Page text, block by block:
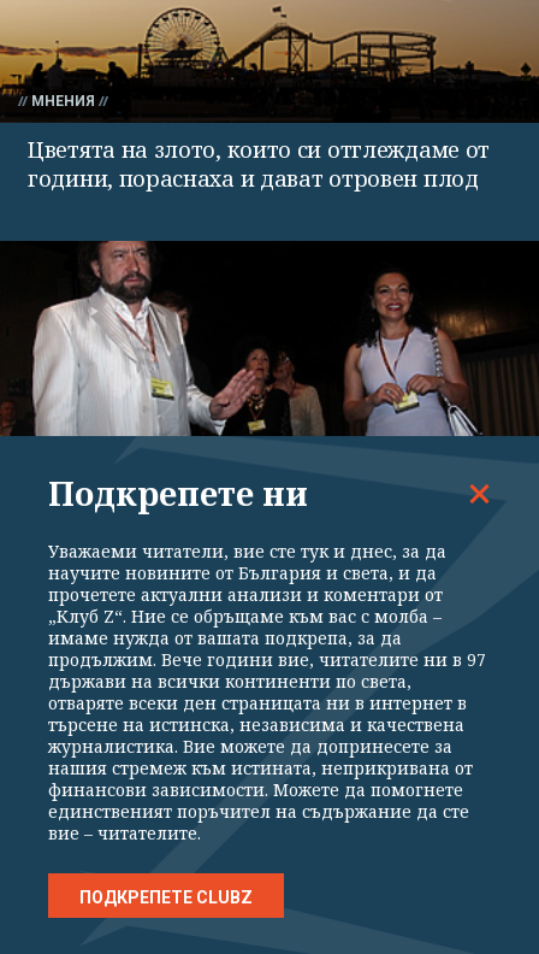
МНЕНИЯ
Цветята на злото, които си отглеждаме от
години, пораснаха и дават отровен плод
Не знам ядките, поръчани от парламента, за
кого са, но предполагам са за семейство
Баневи
Подкрепете ни
Уважаеми читатели, вие сте тук и днес, за да
научите новините от България и света, и да
прочетете актуални анализи и коментари от
„Клуб Z“. Ние се обръщаме към вас с молба –
имаме нужда от вашата подкрепа, за да
продължим. Вече години вие, читателите ни в 97
държави на всички континенти по света,
отваряте всеки ден страницата ни в интернет в
търсене на истинска, независима и качествена
журналистика. Вие можете да допринесете за
нашия стремеж към истината, неприкривана от
финансови зависимости. Можете да помогнете
единственият поръчител на съдържание да сте
вие – читателите.
ПОДКРЕПЕТЕ CLUBZ